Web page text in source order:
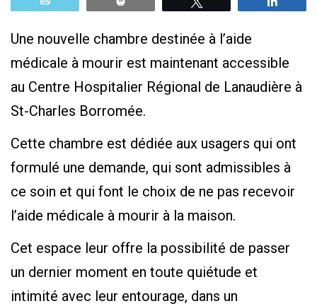
Une nouvelle chambre destinée à l’aide
médicale à mourir est maintenant accessible
au Centre Hospitalier Régional de Lanaudière à
St-Charles Borromée.
Cette chambre est dédiée aux usagers qui ont
formulé une demande, qui sont admissibles à
ce soin et qui font le choix de ne pas recevoir
l’aide médicale à mourir à la maison.
Cet espace leur offre la possibilité de passer
un dernier moment en toute quiétude et
intimité avec leur entourage, dans un